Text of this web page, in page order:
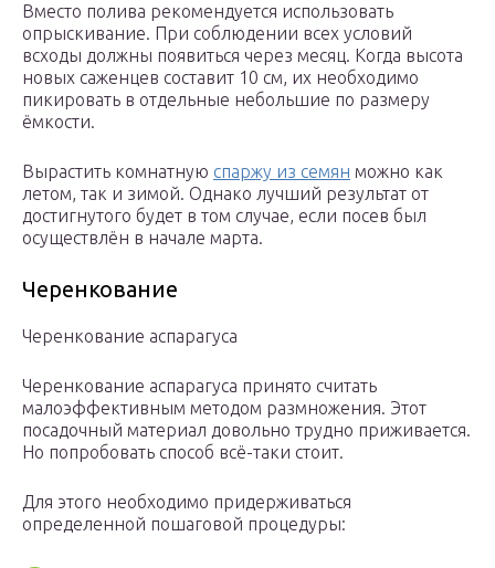
Вместо полива рекомендуется использовать
опрыскивание. При соблюдении всех условий
всходы должны появиться через месяц. Когда высота
новых саженцев составит 10 см, их необходимо
пикировать в отдельные небольшие по размеру
ёмкости.
Вырастить комнатную спаржу из семян можно как
летом, так и зимой. Однако лучший результат от
достигнутого будет в том случае, если посев был
осуществлён в начале марта.
Черенкование
Черенкование аспарагуса
Черенкование аспарагуса принято считать
малоэффективным методом размножения. Этот
посадочный материал довольно трудно приживается.
Но попробовать способ всё-таки стоит.
Для этого необходимо придерживаться
определенной пошаговой процедуры: